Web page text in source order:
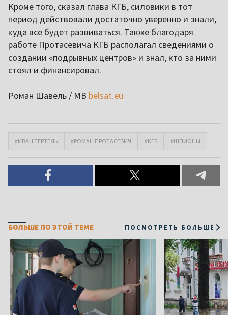
Кроме того, сказал глава КГБ, силовики в тот
период действовали достаточно уверенно и знали,
куда все будет развиваться. Также благодаря
работе Протасевича КГБ располагал сведениями о
создании «подрывных центров» и знал, кто за ними
стоял и финансировал.
Роман Шавель / МВ belsat.eu
#ИВАН ТЕРТЕЛЬ #РОМАН ПРОТАСЕВИЧ #КГБ #ШПИОНЫ
БОЛЬШЕ ПО ЭТОЙ ТЕМЕ ПОСМОТРЕТЬ БОЛЬШЕ